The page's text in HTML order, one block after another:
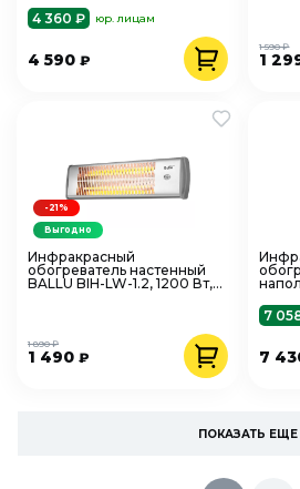
4 360 ₽
юр. лицам
4 590 ₽ 1
1 590 ₽
Инфракрасный
обогреватель настенный
BALLU BIH-LW-1.2, 1200 Вт,
1 490 ₽
1 890 ₽
-21%
Выгодно
7
7
ПОКАЗАТЬ ЕЩЕ